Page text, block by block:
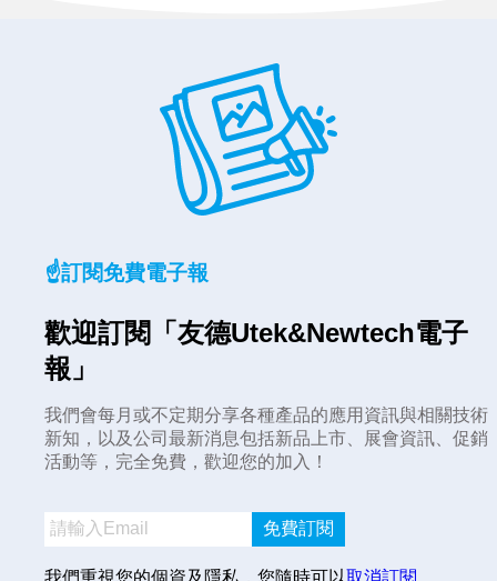
☝️訂閱免費電子報
歡迎訂閱「友德Utek&Newtech電子
報」
我們會每月或不定期分享各種產品的應用資訊與相關技術
新知，以及公司最新消息包括新品上市、展會資訊、促銷
活動等，完全免費，歡迎您的加入！
免費訂閱